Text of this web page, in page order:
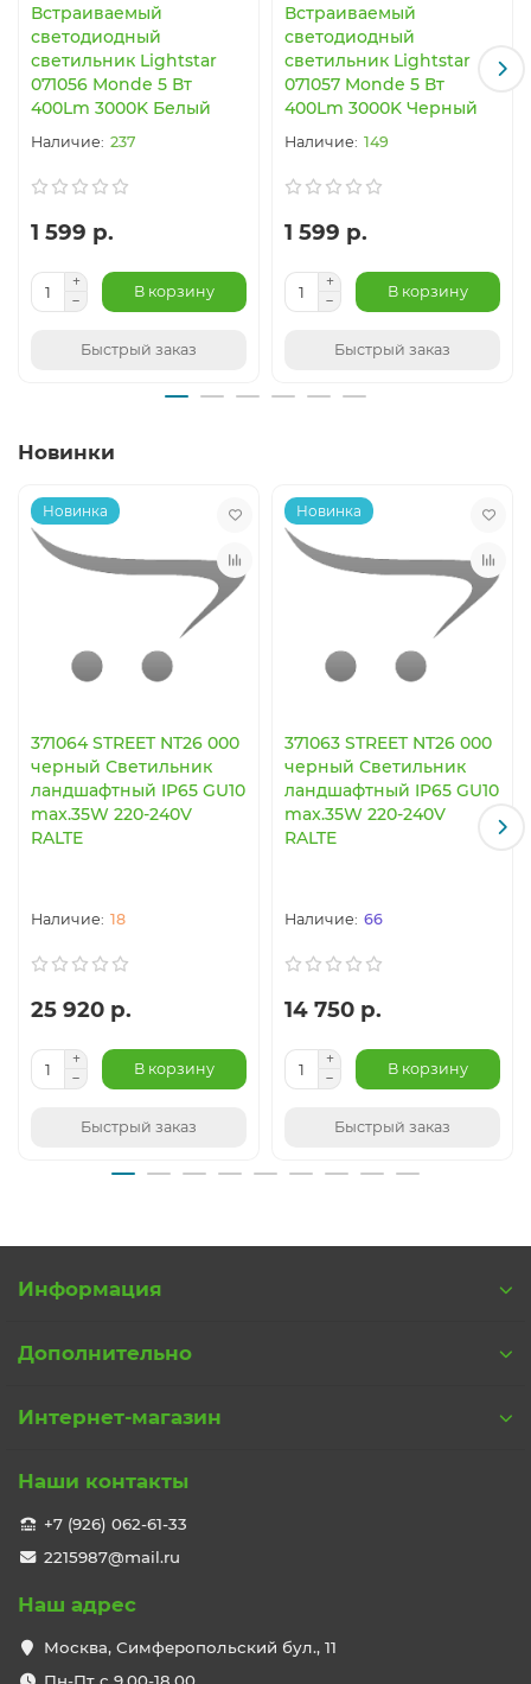
Встраиваемый
светодиодный
светильник Lightstar
071056 Monde 5 Вт
400Lm 3000K Белый
237
1 599 р.
В корзину
Быстрый заказ
Встраиваемый
светодиодный
светильник Lightstar
071057 Monde 5 Вт
400Lm 3000K Черный
149
1 599 р.
В корзину
Быстрый заказ
Новинки
Новинка
371064 STREET NT26 000
черный Светильник
ландшафтный IP65 GU10
max.35W 220-240V
RALTE
18
25 920 р.
В корзину
Быстрый заказ
Новинка
371063 STREET NT26 000
черный Светильник
ландшафтный IP65 GU10
max.35W 220-240V
RALTE
66
14 750 р.
В корзину
Быстрый заказ
Информация
Дополнительно
Интернет-магазин
Наши контакты
+7 (926) 062-61-33
2215987@mail.ru
Наш адрес
Москва, Симферопольский бул., 11